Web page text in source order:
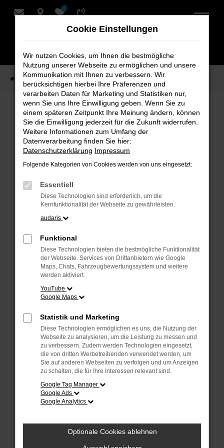
Zum
0
Startseite Verkauf Fahrzeug-Showroom
Fahrzeug-Showroom
Beim Laden ist ein Fehler aufgetreten.
Hier sind ein paar Tipps, die dir helfen können:
Überprüfe deine Firewall und deine
Internetverbindung.
Laden andere Webseiten, zum Beispiel
deine Suchmaschine?
Prüfe deine Browsererweiterungen.
Manche Erweiterungen, wie Werbeblocker,
können das Laden bestimmter Seiten
verhindern. Funktioniert die Seite in einem
anderen Browser oder in einem privaten
Fenster?
Starte dein Gerät neu.
Das kann manchmal helfen,
vorübergehende Probleme zu beheben.
Stelle sicher, dass dein Browser und dein
Betriebssystem auf dem neuesten Stand
Veraltete Software birgt nicht nur ein
Cookie Einstellungen
Wir nutzen Cookies, um Ihnen die bestmögliche
Nutzung unserer Webseite zu ermöglichen und unsere
Kommunikation mit Ihnen zu verbessern. Wir
berücksichtigen hierbei Ihre Präferenzen und
verarbeiten Daten für Marketing und Statistiken nur,
wenn Sie uns Ihre Einwilligung geben. Wenn Sie zu
einem späteren Zeitpunkt Ihre Meinung ändern, können
Sie die Einwilligung jederzeit für die Zukunft widerrufen.
Weitere Informationen zum Umfang der
Datenverarbeitung finden Sie hier:
Datenschutzerklärung Impressum
Folgende Kategorien von Cookies werden von uns eingesetzt:
Essentiell
Diese Technologien sind erforderlich, um die
Kernfunktionalität der Webseite zu gewährleisten.
audaris
Funktional
Diese Technologien bieten die bestmögliche Funktionalität
der Webseite. Services von Drittanbietern wie Google
Maps, Chats, Fahrzeugbewertungssystem und weitere
werden aktiviert.
YouTube
Google Maps
Statistik und Marketing
Diese Technologien ermöglichen es uns, die Nutzung der
Webseite zu analysieren, um die Leistung zu messen und
zu verbessern. Zudem werden Technologien eingesetzt,
die von dritten Werbetreibenden verwendet werden, um
Sie auf anderen Webseiten zu verfolgen und um Anzeigen
zu schalten, die für Ihre Interessen relevant sind.
Google Tag Manager
Google Ads
Google Analytics
Optionale Cookies ablehnen